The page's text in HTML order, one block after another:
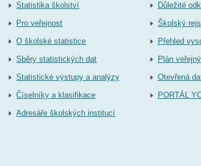
Statistika školství
Pro veřejnost
O školské statistice
Sběry statistických dat
Statistické výstupy a analýzy
Číselníky a klasifikace
Adresáře školských institucí
Důležité
Školský
Přehled
Plán
Otevřená
PORTÁL